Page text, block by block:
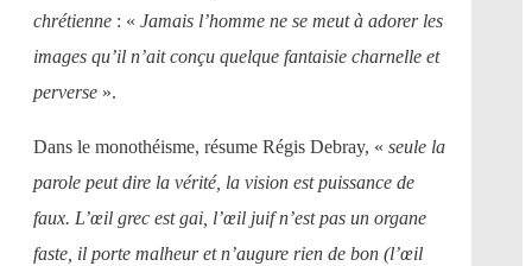
chrétienne : « Jamais l’homme ne se meut à adorer les
images qu’il n’ait conçu quelque fantaisie charnelle et
perverse ».
Dans le monothéisme, résume Régis Debray, « seule la
parole peut dire la vérité, la vision est puissance de
faux. L’œil grec est gai, l’œil juif n’est pas un organe
faste, il porte malheur et n’augure rien de bon (l’œil